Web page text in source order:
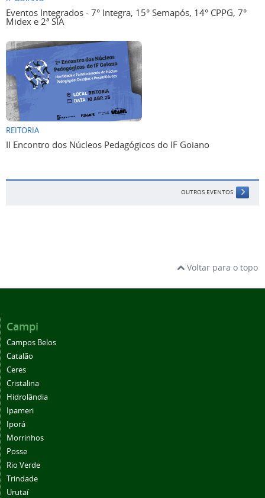
Eventos Integrados - 7° Integra, 15° Semapós, 14° CPPG, 7°
Midex e 2ª SIA
REITORIA
II Encontro dos Núcleos Pedagógicos do IF Goiano
OUTROS EVENTOS
Voltar para o topo
Campi
Campos Belos
Catalão
Ceres
Cristalina
Hidrolândia
Ipameri
Iporá
Morrinhos
Posse
Rio Verde
Trindade
Urutaí